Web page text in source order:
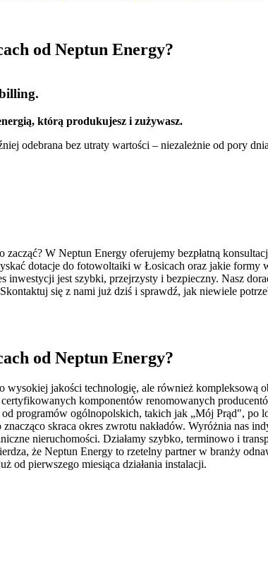
od Neptun Energy?
którą produkujesz i zużywasz.
odebrana bez utraty wartości – niezależnie od pory
W Neptun Energy oferujemy bezpłatną
dotacje do fotowoltaiki w Łosicach oraz jakie formy
jest szybki, przejrzysty i bezpieczny. Nasz
się z nami już dziś i sprawdź, jak niewiele
od Neptun Energy?
jakości technologię, ale również kompleksową
komponentów renomowanych
programów ogólnopolskich, takich jak „Mój Prąd", po
skraca okres zwrotu nakładów. Wyróżnia nas
nieruchomości. Działamy szybko, terminowo i
że Neptun Energy to rzetelny partner w branży
od pierwszego miesiąca działania instalacji.